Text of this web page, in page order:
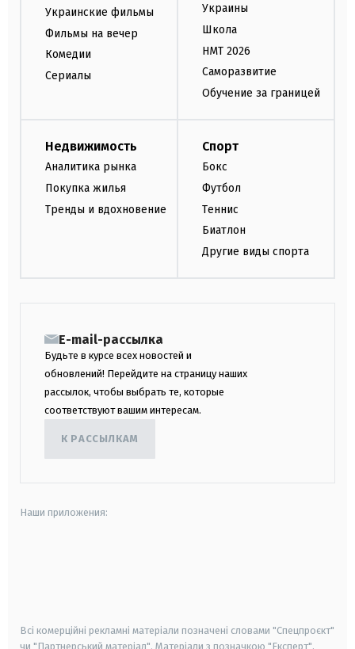
Украинские фильмы
Фильмы на вечер
Комедии
Сериалы
Украины
Школа
НМТ 2026
Саморазвитие
Обучение за границей
Недвижимость
Аналитика рынка
Покупка жилья
Тренды и вдохновение
Спорт
Бокс
Футбол
Теннис
Биатлон
Другие виды спорта
E-mail-рассылка
Будьте в курсе всех новостей и
обновлений! Перейдите на страницу наших
рассылок, чтобы выбрать те, которые
соответствуют вашим интересам.
К РАССЫЛКАМ
Наши приложения:
Всі комерційні рекламні матеріали позначені словами "Спецпроєкт"
чи "Партнерський матеріал". Матеріали з позначкою "Експерт",